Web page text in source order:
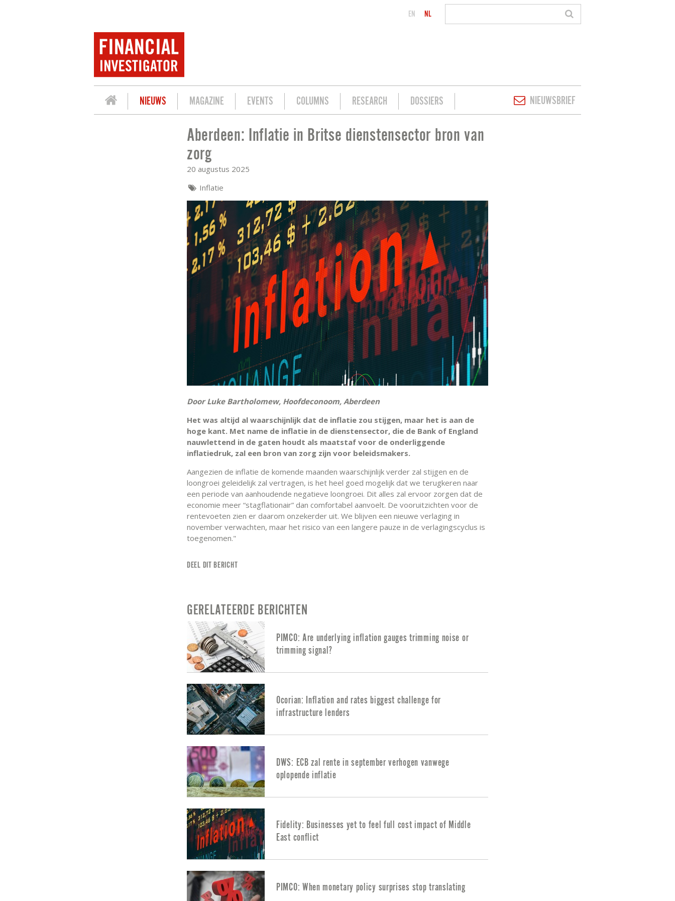
EN NL
NIEUWS MAGAZINE EVENTS COLUMNS RESEARCH DOSSIERS NIEUWSBRIEF
ABERDEEN: INFLATIE IN BRITSE DIENSTENSECTOR BRON VAN ZORG
Aberdeen: Inflatie in Britse dienstensector bron van
zorg
20 augustus 2025
Inflatie
Door Luke Bartholomew, Hoofdeconoom, Aberdeen
Het was altijd al waarschijnlijk dat de inflatie zou stijgen, maar het is aan de
hoge kant. Met name de inflatie in de dienstensector, die de Bank of England
nauwlettend in de gaten houdt als maatstaf voor de onderliggende
inflatiedruk, zal een bron van zorg zijn voor beleidsmakers.
Aangezien de inflatie de komende maanden waarschijnlijk verder zal stijgen en de
loongroei geleidelijk zal vertragen, is het heel goed mogelijk dat we terugkeren naar
een periode van aanhoudende negatieve loongroei. Dit alles zal ervoor zorgen dat de
economie meer “stagflationair” dan comfortabel aanvoelt. De vooruitzichten voor de
rentevoeten zien er daarom onzekerder uit. We blijven een nieuwe verlaging in
november verwachten, maar het risico van een langere pauze in de verlagingscyclus is
toegenomen."
DEEL DIT BERICHT
GERELATEERDE BERICHTEN
PIMCO: Are underlying inflation gauges trimming noise or
trimming signal?
Ocorian: Inflation and rates biggest challenge for
infrastructure lenders
DWS: ECB zal rente in september verhogen vanwege
oplopende inflatie
Fidelity: Businesses yet to feel full cost impact of Middle
East conflict
PIMCO: When monetary policy surprises stop translating